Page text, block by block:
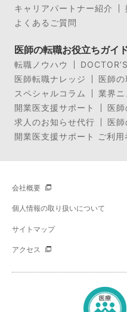
キャリアパートナー紹介
よくあるご質問
医師の転職お役立ちガイ
転職ノウハウ
医師転職ナレッジ
医師
スペシャルコラム
業界ニ
開業医支援サポート
医
求人のお知らせ代行
医
開業医支援サポート ご利用
会社概要
個人情報の取り扱いについて
サイトマップ
アクセス